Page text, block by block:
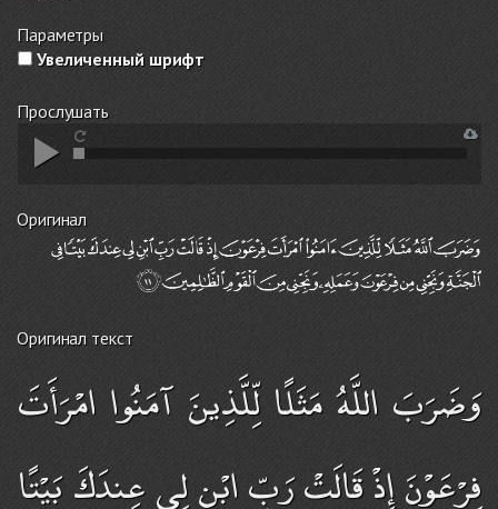
Параметры
Увеличенный шрифт
Прослушать
Оригинал
Оригинал текст
وَضَرَبَ اللَّهُ مَثَلًا لِّلَّذِينَ آمَنُوا امْرَأَتَ
فِرْعَوْنَ إِذْ قَالَتْ رَبِّ ابْنِ لِي عِندَكَ بَيْتًا